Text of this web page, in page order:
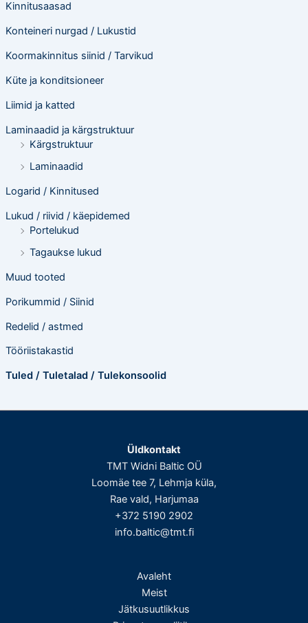
Kinnitusaasad
Konteineri nurgad / Lukustid
Koormakinnitus siinid / Tarvikud
Küte ja konditsioneer
Liimid ja katted
Laminaadid ja kärgstruktuur
Kärgstruktuur
Laminaadid
Logarid / Kinnitused
Lukud / riivid / käepidemed
Portelukud
Tagaukse lukud
Muud tooted
Porikummid / Siinid
Redelid / astmed
Tööriistakastid
Tuled / Tuletalad / Tulekonsoolid
Üldkontakt
TMT Widni Baltic OÜ
Loomäe tee 7, Lehmja küla,
Rae vald, Harjumaa
+372 5190 2902
info.baltic@tmt.fi
Avaleht
Meist
Jätkusuutlikkus